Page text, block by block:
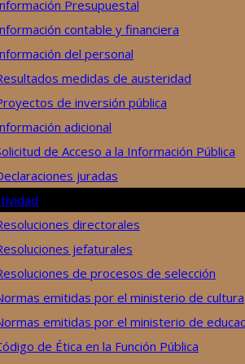
Presupuestal
contable y financiera
del personal
medidas de austeridad
de inversión pública
adicional
de Acceso a la Información Pública
juradas
directorales
jefaturales
de procesos de selección
emitidas por el ministerio de cultura
emitidas por el ministerio de
de Ética en la Función Pública